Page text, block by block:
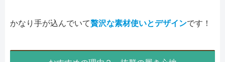
かなり手が込んでいて贅沢な素材使いとデザインです！